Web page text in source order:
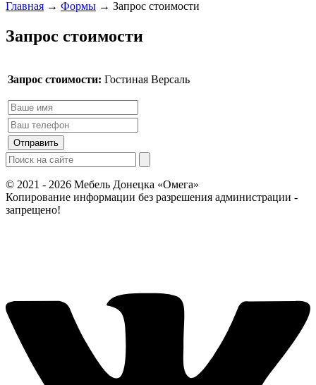
Главная → Формы → Запрос стоимости
Запрос стоимости
Запрос стоимости: Гостиная Версаль
© 2021 - 2026 Мебель Донецка «Омега»
Копирование информации без разрешения администрации -
запрещено!